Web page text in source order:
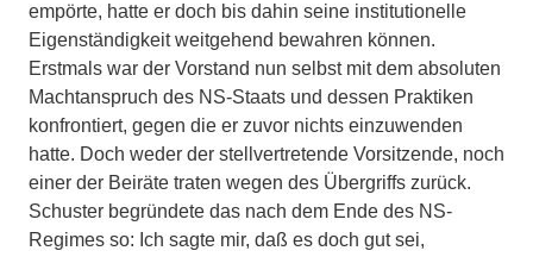
empörte, hatte er doch bis dahin seine institutionelle
Eigenständigkeit weitgehend bewahren können.
Erstmals war der Vorstand nun selbst mit dem absoluten
Machtanspruch des NS-Staats und dessen Praktiken
konfrontiert, gegen die er zuvor nichts einzuwenden
hatte. Doch weder der stellvertretende Vorsitzende, noch
einer der Beiräte traten wegen des Übergriffs zurück.
Schuster begründete das nach dem Ende des NS-
Regimes so: Ich sagte mir, daß es doch gut sei,